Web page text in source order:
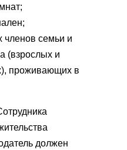
членов семьи и
(взрослых и
проживающих в
должен